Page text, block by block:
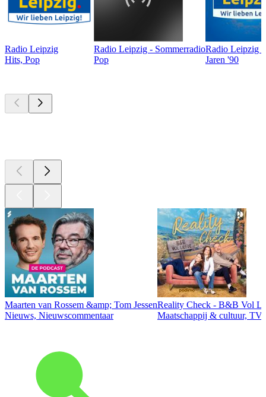
Radio Leipzig
Hits, Pop
Radio Leipzig - Sommerradio
Pop
Radio Leipzig
Jaren '90
Maarten van Rossem &amp; Tom Jessen
Nieuws, Nieuwscommentaar
Reality Check - B&B Vol
Maatschappij & cultuur,